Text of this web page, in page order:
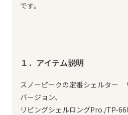
です。
１．アイテム説明
スノーピークの定番シェルター
バージョン、
リビングシェルロングPro./TP-